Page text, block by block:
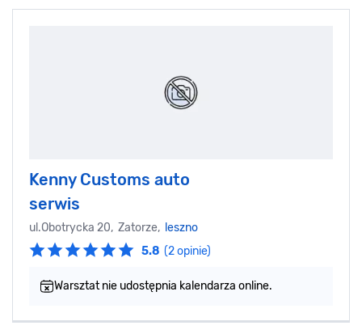
Kenny Customs auto
serwis
ul.Obotrycka 20, Zatorze, leszno
5.8 (2 opinie)
Warsztat nie udostępnia kalendarza online.